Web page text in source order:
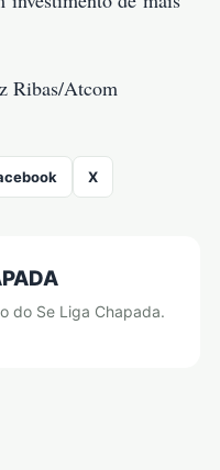
Ribas/Atcom
X
do Se Liga Chapada.